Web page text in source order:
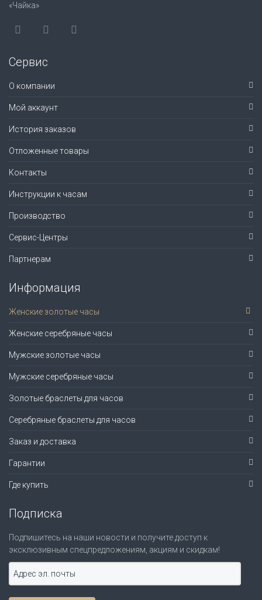
«Чайка»
Сервис
О компании
Мой аккаунт
История заказов
Отложенные товары
Контакты
Инструкции к часам
Производство
Сервис-Центры
Партнерам
Информация
Женские золотые часы
Женские серебряные часы
Мужские золотые часы
Мужские серебряные часы
Золотые браслеты для часов
Серебряные браслеты для часов
Заказ и доставка
Гарантии
Где купить
Подписка
Подпишитесь на наши новости и получите доступ к
эксклюзивным спецпредложениям, акциям и скидкам!